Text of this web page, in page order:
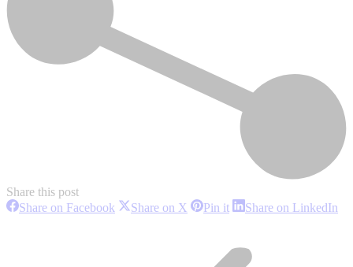
Share this post
Share on Facebook ShareShare on X SharePin itShareShare on LinkedIn